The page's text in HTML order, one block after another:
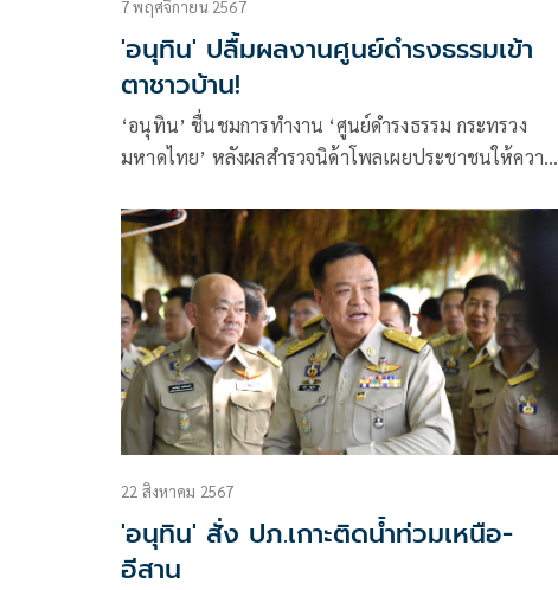
7 พฤศจิกายน 2567
'อนุทิน' ปลื้มผลงานศูนย์ดำรงธรรมเข้า
ตาชาวบ้าน!
‘อนุทิน’ ชื่นชมการทำงาน ‘ศูนย์ดำรงธรรม กระทรวง
มหาดไทย’ หลังผลสำรวจนิด้าโพลเผยประชาชนให้ความ
เป็นธรรม เผยผลงานปี 67 ยุติเรื่องได้ถึง 99.43%
22 สิงหาคม 2567
'อนุทิน' สั่ง ปภ.เกาะติดน้ำท่วมเหนือ-
อีสาน